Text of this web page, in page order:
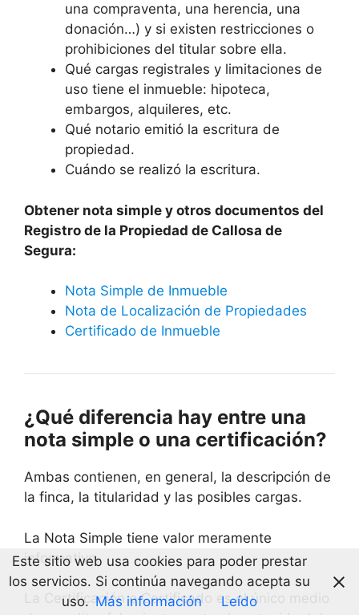
una compraventa, una herencia, una
donación…) y si existen restricciones o
prohibiciones del titular sobre ella.
Qué cargas registrales y limitaciones de
uso tiene el inmueble: hipoteca,
embargos, alquileres, etc.
Qué notario emitió la escritura de
propiedad.
Cuándo se realizó la escritura.
Obtener nota simple y otros documentos del
Registro de la Propiedad de Callosa de
Segura:
Nota Simple de Inmueble
Nota de Localización de Propiedades
Certificado de Inmueble
¿Qué diferencia hay entre una
nota simple o una certificación?
Ambas contienen, en general, la descripción de
la finca, la titularidad y las posibles cargas.
La Nota Simple tiene valor meramente
informativo.
La Certificación o Certificado es el único medio
Este sitio web usa cookies para poder prestar
los servicios. Si continúa navegando acepta su
uso. Más información Leído